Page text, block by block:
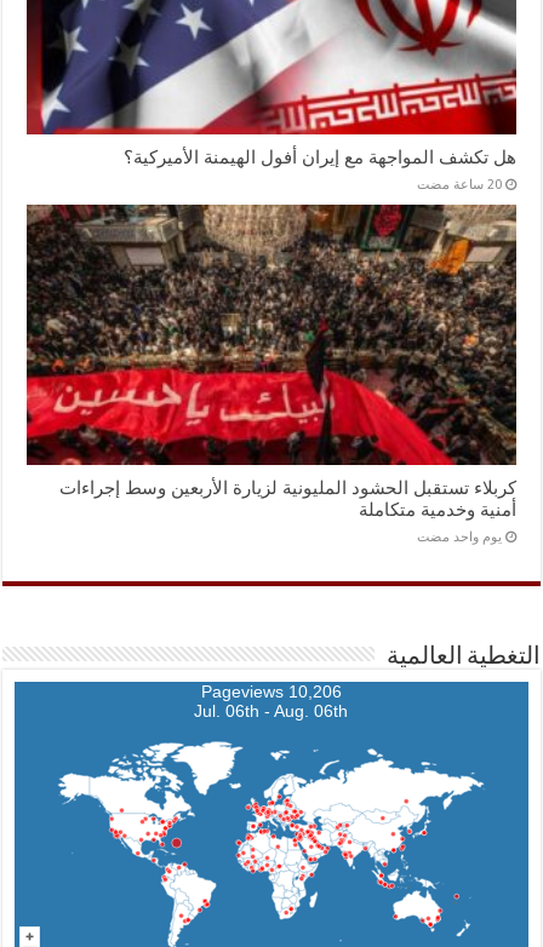
هل تكشف المواجهة مع إيران أفول الهيمنة الأميركية؟
‏20 ساعة مضت
كربلاء تستقبل الحشود المليونية لزيارة الأربعين وسط إجراءات
أمنية وخدمية متكاملة
‏يوم واحد مضت
التغطية العالمية
10,206 Pageviews
Jul. 06th - Aug. 06th